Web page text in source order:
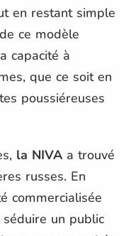
en restant simple
ce modèle
capacité à
que ce soit en
poussiéreuses
la NIVA a trouvé
russes. En
commercialisée
un public